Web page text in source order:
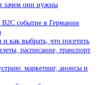
зачем они нужны
событие в Германии
как выбрать, что посетить
расписание, транспорт
маркетинг, анонсы и